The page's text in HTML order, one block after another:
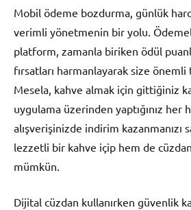
Mobil ödeme bozdurma, günlük
verimli yönetmenin bir yolu.
platform, zamanla biriken ödül
fırsatları harmanlayarak size
Mesela, kahve almak için gittiğiniz
uygulama üzerinden yaptığınız her
alışverişinizde indirim kazanmanızı
lezzetli bir kahve içip hem de
mümkün.
Dijital cüzdan kullanırken güvenlik